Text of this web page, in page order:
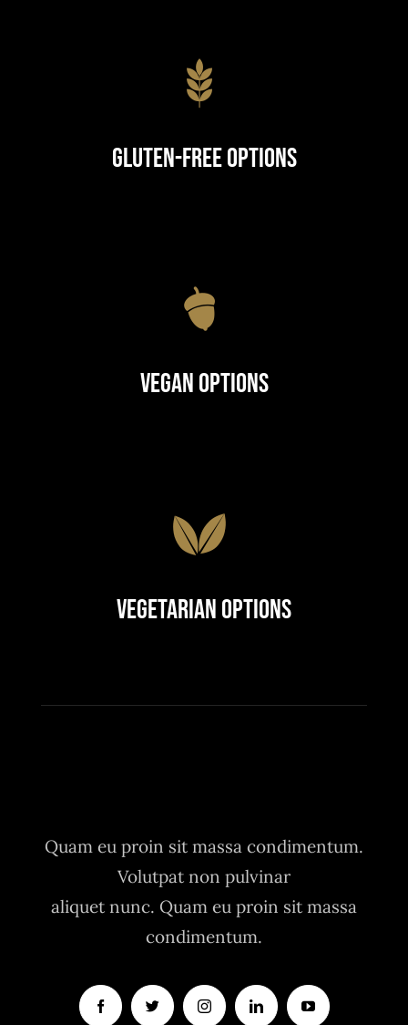
Gluten-Free Options
Vegan Options
Vegetarian Options
Quam eu proin sit massa condimentum.
Volutpat non pulvinar
aliquet nunc. Quam eu proin sit massa
condimentum.